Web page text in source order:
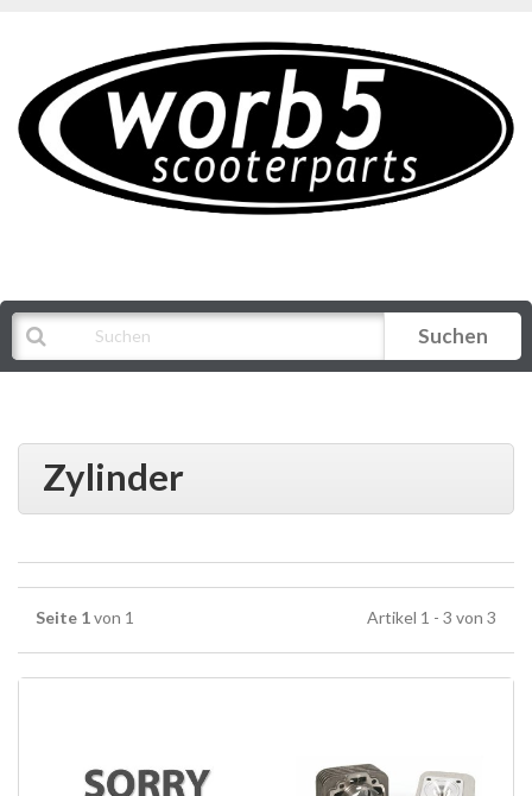
Suchen
Zylinder
Seite 1von 1 Artikel 1 - 3 von 3